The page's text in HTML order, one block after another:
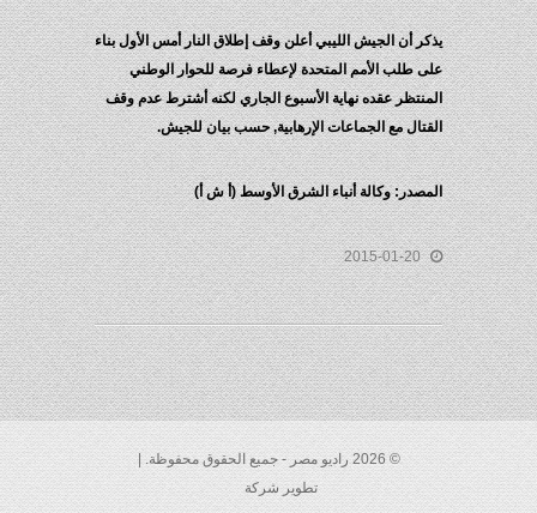
يذكر أن الجيش الليبي أعلن وقف إطلاق النار أمس الأول بناء
على طلب الأمم المتحدة لإعطاء فرصة للحوار الوطني
المنتظر عقده نهاية الأسبوع الجاري لكنه أشترط عدم وقف
القتال مع الجماعات الإرهابية, حسب بيان للجيش.
المصدر: وكالة أنباء الشرق الأوسط (أ ش أ)
2015-01-20
© 2026 راديو مصر - جميع الحقوق محفوظة. |
تطوير شركة